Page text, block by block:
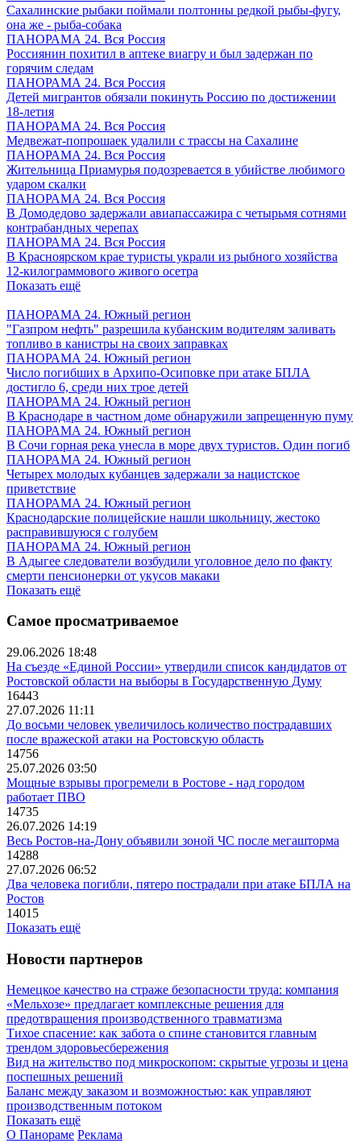
Сахалинские рыбаки поймали полтонны редкой рыбы-фугу,
она же - рыба-собака
ПАНОРАМА 24. Вся Россия
Россиянин похитил в аптеке виагру и был задержан по
горячим следам
ПАНОРАМА 24. Вся Россия
Детей мигрантов обязали покинуть Россию по достижении
18-летия
ПАНОРАМА 24. Вся Россия
Медвежат-попрошаек удалили с трассы на Сахалине
ПАНОРАМА 24. Вся Россия
Жительница Приамурья подозревается в убийстве любимого
ударом скалки
ПАНОРАМА 24. Вся Россия
В Домодедово задержали авиапассажира с четырьмя сотнями
контрабандных черепах
ПАНОРАМА 24. Вся Россия
В Красноярском крае туристы украли из рыбного хозяйства
12-килограммового живого осетра
Показать ещё
ПАНОРАМА 24. Южный регион
"Газпром нефть" разрешила кубанским водителям заливать
топливо в канистры на своих заправках
ПАНОРАМА 24. Южный регион
Число погибших в Архипо-Осиповке при атаке БПЛА
достигло 6, среди них трое детей
ПАНОРАМА 24. Южный регион
В Краснодаре в частном доме обнаружили запрещенную пуму
ПАНОРАМА 24. Южный регион
В Сочи горная река унесла в море двух туристов. Один погиб
ПАНОРАМА 24. Южный регион
Четырех молодых кубанцев задержали за нацистское
приветствие
ПАНОРАМА 24. Южный регион
Краснодарские полицейские нашли школьницу, жестоко
расправившуюся с голубем
ПАНОРАМА 24. Южный регион
В Адыгее следователи возбудили уголовное дело по факту
смерти пенсионерки от укусов макаки
Показать ещё
Самое просматриваемое
29.06.2026 18:48
На съезде «Единой России» утвердили список кандидатов от
Ростовской области на выборы в Государственную Думу
16443
27.07.2026 11:11
До восьми человек увеличилось количество пострадавших
после вражеской атаки на Ростовскую область
14756
25.07.2026 03:50
Мощные взрывы прогремели в Ростове - над городом
работает ПВО
14735
26.07.2026 14:19
Весь Ростов-на-Дону объявили зоной ЧС после мегашторма
14288
27.07.2026 06:52
Два человека погибли, пятеро пострадали при атаке БПЛА на
Ростов
14015
Показать ещё
Новости партнеров
Немецкое качество на страже безопасности труда: компания
«Мельхозе» предлагает комплексные решения для
предотвращения производственного травматизма
Тихое спасение: как забота о спине становится главным
трендом здоровьесбережения
Вид на жительство под микроскопом: скрытые угрозы и цена
поспешных решений
Баланс между заказом и возможностью: как управляют
производственным потоком
Показать ещё
О Панораме Реклама